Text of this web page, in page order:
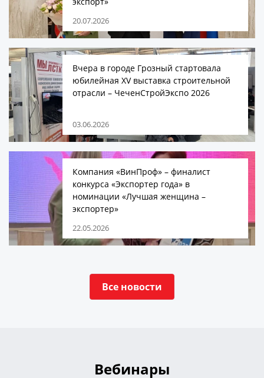
20.07.2026
Вчера в городе Грозный стартовала
юбилейная XV выставка строительной
отрасли – ЧеченСтройЭкспо 2026
03.06.2026
Компания «ВинПроф» – финалист
конкурса «Экспортер года» в
номинации «Лучшая женщина –
экспортер»
22.05.2026
Все новости
Вебинары